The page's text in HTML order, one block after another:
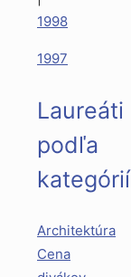
1998
1997
Laureáti
podľa
kategórií
Architektúra
Cena